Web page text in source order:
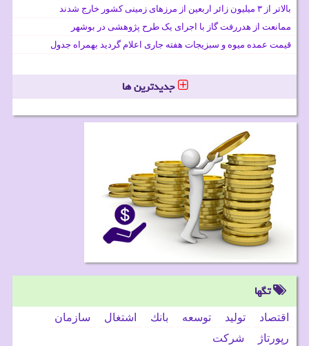
بالاتر از ۳ میلیون زائر اربعین از مرزهای زمینی کشور خارج شدند
ممانعت از هدررفت گاز با اجرای یک طرح پژوهشی در بوشهر
قیمت عمده میوه و سبزیجات هفته جاری اعلام گردید بهمراه جدول
جدیدترین ها
تگها
اقتصاد تولید توسعه بانك اشتغال
سازمان
رپورتاژ
شركت